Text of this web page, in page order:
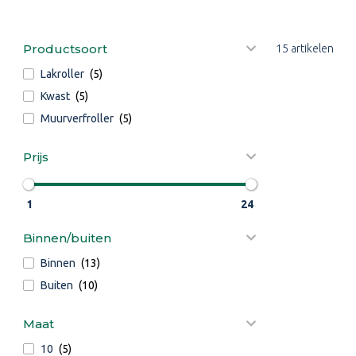
Productsoort
Lakroller (5)
Kwast (5)
Muurverfroller (5)
Prijs
1 24
Binnen/buiten
Binnen (13)
Buiten (10)
Maat
10 (5)
15 artikelen